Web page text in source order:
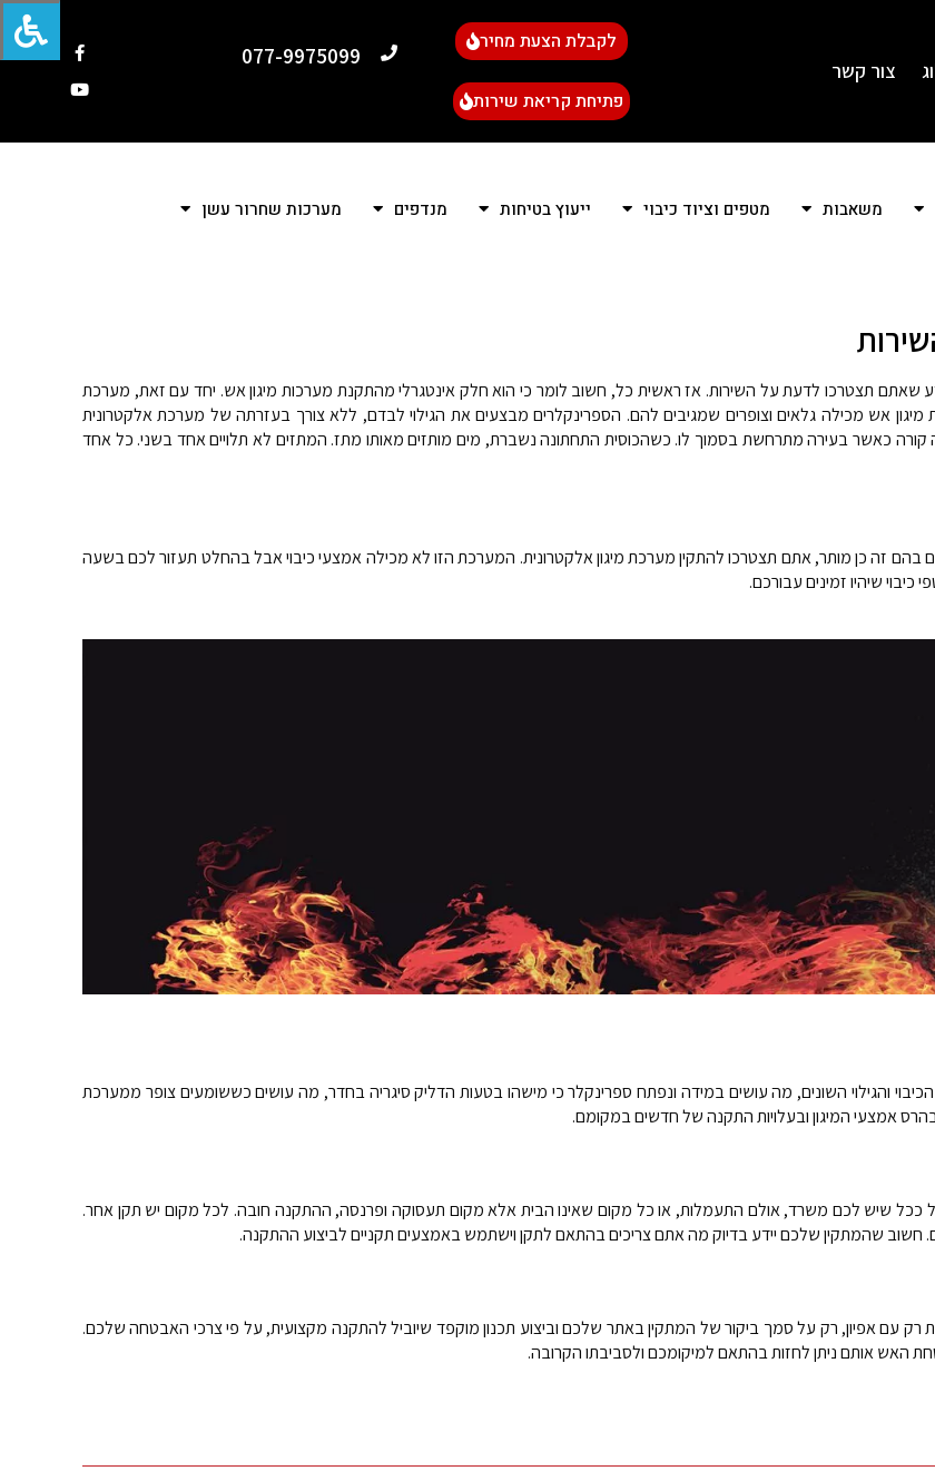
צור קשר
לקבלת הצעת מחיר
פתיחת קריאת שירות
077-9975099
משאבות מטפים וציוד כיבוי ייעוץ בטיחות מנדפים
מערכות שחרור עשן
שאתם תצטרכו לדעת על השירות. אז ראשית כל, חשוב לומר כי הוא חלק אינטגרלי מהתקנת מערכות מיגון אש. יחד עם זאת, מערכת
מיגון אש מכילה גלאים וצופרים שמגיבים להם. הספרינקלרים מבצעים את הגילוי לבדם, ללא צורך בעזרתה של מערכת אלקטרונית
קורה כאשר בעירה מתרחשת בסמוך לו. כשהכוסית התחתונה נשברת, מים מותזים מאותו מתז. המתזים לא תלויים אחד בשני. כל אחד
זה כן מותר, אתם תצטרכו להתקין מערכת מיגון אלקטרונית. המערכת הזו לא מכילה אמצעי כיבוי אבל בהחלט תעזור לכם בשעה
שיהיו זמינים עבורכם.
והגילוי השונים, מה עושים במידה ונפתח ספרינקלר כי מישהו בטעות הדליק סיגריה בחדר, מה עושים כששומעים צופר ממערכת
בהרס אמצעי המיגון ובעלויות התקנה של חדשים במקומם.
ככל שיש לכם משרד, אולם התעמלות, או כל מקום שאינו הבית אלא מקום תעסוקה ופרנסה, ההתקנה חובה. לכל מקום יש תקן אחר.
שהמתקין שלכם יידע בדיוק מה אתם צריכים בהתאם לתקן וישתמש באמצעים תקניים לביצוע ההתקנה.
עם אפיון, רק על סמך ביקור של המתקין באתר שלכם וביצוע תכנון מוקפד שיוביל להתקנה מקצועית, על פי צרכי האבטחה שלכם.
האש אותם ניתן לחזות בהתאם למיקומכם ולסביבתו הקרובה.